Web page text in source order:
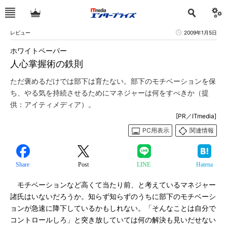
レビュー 2009年1月5日
人心掌握術の鉄則
ホワイトペーパー
ただ褒めるだけでは部下は育たない。部下のモチベーションを保
ち、やる気を持続させるためにマネジャーは何をすべきか（提
供：アイティメディア）。
[PR／ITmedia]
PC用表示
関連情報
Share Post LINE Hatena
モチベーションなど高くて当たり前、と考えているマネジャー
諸氏はいないだろうか。知らず知らずのうちに部下のモチベーシ
ョンが急速に降下しているかもしれない。「そんなことは自分で
コントロールしろ」と突き放していては何の解決も見いだせない